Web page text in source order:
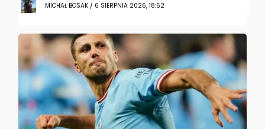
MICHAŁ BOSAK / 6 SIERPNIA 2026, 18:52